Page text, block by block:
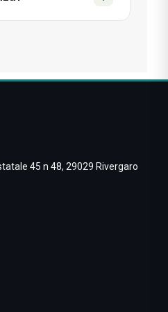
ore.
45 n 48, 29029 Rivergaro